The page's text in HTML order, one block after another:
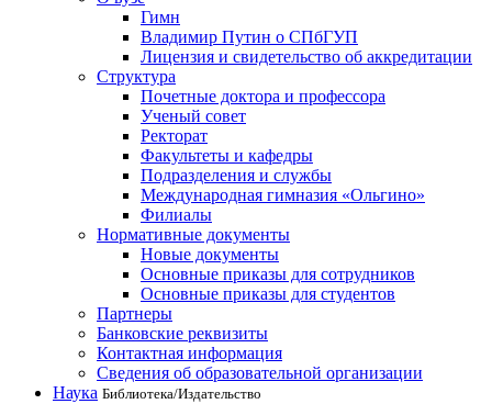
Гимн
Владимир Путин о СПбГУП
Лицензия и свидетельство об аккредитации
Структура
Почетные доктора и профессора
Ученый совет
Ректорат
Факультеты и кафедры
Подразделения и службы
Международная гимназия «Ольгино»
Филиалы
Нормативные документы
Новые документы
Основные приказы для сотрудников
Основные приказы для студентов
Партнеры
Банковские реквизиты
Контактная информация
Сведения об образовательной организации
Наука Библиотека/Издательство